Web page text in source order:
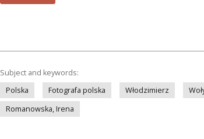
Subject and keywords:
Polska
Fotografa polska Włodzimierz
Romanowska, Irena